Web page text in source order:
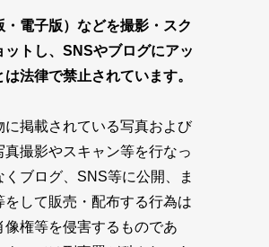
・電子版）などを撮影・スク
ットし、SNSやブログにアッ
は法律で禁止されています。
に掲載されている写真および
真撮影やスキャン等を行なっ
くブログ、SNS等に公開、ま
をして販売・配布する行為は
像権等を侵害するものであ